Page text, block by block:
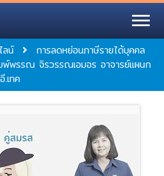
ลน์
การลดหย่อนภาษีรายได้บุคคล
พรรณ จิรวรรณเอมอร อาจารย์แผนก
เทค